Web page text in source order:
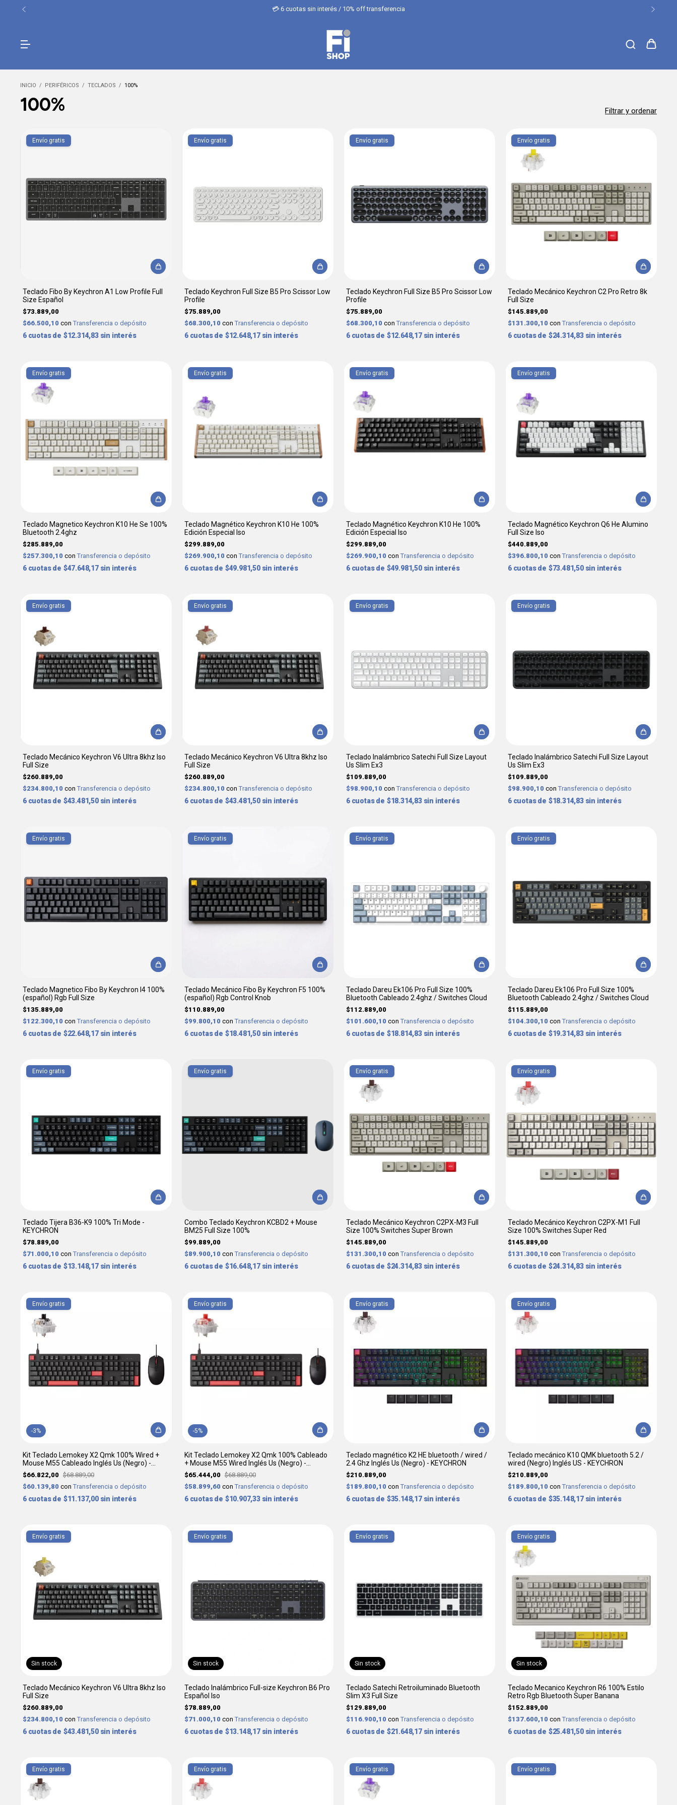
💳 6 cuotas sin interés / 10% off transferencia
INICIO / PERIFÉRICOS / TECLADOS / 100%
100% Filtrar y ordenar
Envío gratis
Teclado Fibo By Keychron A1 Low Profile Full
Size Español
$73.889,00
$66.500,10 con Transferencia o depósito
6 $12.314,83 sin interés
Envío gratis
Teclado Keychron Full Size B5 Pro Scissor Low
Profile
$75.889,00
$68.300,10 con Transferencia o depósito
6 $12.648,17 sin interés
Envío gratis
Teclado Keychron Full Size B5 Pro Scissor Low
Profile
$75.889,00
$68.300,10 con Transferencia o depósito
6 $12.648,17 sin interés
Envío gratis
Teclado Mecánico Keychron C2 Pro Retro 8k
Full Size
$145.889,00
$131.300,10 con Transferencia o depósito
6 $24.314,83 sin interés
Envío gratis
Teclado Magnetico Keychron K10 He Se 100%
Bluetooth 2.4ghz
$285.889,00
$257.300,10 con Transferencia o depósito
6 $47.648,17 sin interés
Envío gratis
Teclado Magnético Keychron K10 He 100%
Edición Especial Iso
$299.889,00
$269.900,10 con Transferencia o depósito
6 $49.981,50 sin interés
Envío gratis
Teclado Magnético Keychron K10 He 100%
Edición Especial Iso
$299.889,00
$269.900,10 con Transferencia o depósito
6 $49.981,50 sin interés
Envío gratis
Teclado Magnético Keychron Q6 He Alumino
Full Size Iso
$440.889,00
$396.800,10 con Transferencia o depósito
6 $73.481,50 sin interés
Envío gratis
Teclado Mecánico Keychron V6 Ultra 8khz Iso
Full Size
$260.889,00
$234.800,10 con Transferencia o depósito
6 $43.481,50 sin interés
Envío gratis
Teclado Mecánico Keychron V6 Ultra 8khz Iso
Full Size
$260.889,00
$234.800,10 con Transferencia o depósito
6 $43.481,50 sin interés
Envío gratis
Teclado Inalámbrico Satechi Full Size Layout
Us Slim Ex3
$109.889,00
$98.900,10 con Transferencia o depósito
6 $18.314,83 sin interés
Envío gratis
Teclado Inalámbrico Satechi Full Size Layout
Us Slim Ex3
$109.889,00
$98.900,10 con Transferencia o depósito
6 $18.314,83 sin interés
Envío gratis
Teclado Magnetico Fibo By Keychron I4 100%
(español) Rgb Full Size
$135.889,00
$122.300,10 con Transferencia o depósito
6 $22.648,17 sin interés
Envío gratis
Teclado Mecánico Fibo By Keychron F5 100%
(español) Rgb Control Knob
$110.889,00
$99.800,10 con Transferencia o depósito
6 $18.481,50 sin interés
Envío gratis
Teclado Dareu Ek106 Pro Full Size 100%
Bluetooth Cableado 2.4ghz / Switches Cloud
$112.889,00
$101.600,10 con Transferencia o depósito
6 $18.814,83 sin interés
Envío gratis
Teclado Dareu Ek106 Pro Full Size 100%
Bluetooth Cableado 2.4ghz / Switches Cloud
$115.889,00
$104.300,10 con Transferencia o depósito
6 $19.314,83 sin interés
Envío gratis
Teclado Tijera B36-K9 100% Tri Mode -
KEYCHRON
$78.889,00
$71.000,10 con Transferencia o depósito
6 $13.148,17 sin interés
Envío gratis
Combo Teclado Keychron KCBD2 + Mouse
BM25 Full Size 100%
$99.889,00
$89.900,10 con Transferencia o depósito
6 $16.648,17 sin interés
Envío gratis
Teclado Mecánico Keychron C2PX-M3 Full
Size 100% Switches Super Brown
$145.889,00
$131.300,10 con Transferencia o depósito
6 $24.314,83 sin interés
Envío gratis
Teclado Mecánico Keychron C2PX-M1 Full
Size 100% Switches Super Red
$145.889,00
$131.300,10 con Transferencia o depósito
6 $24.314,83 sin interés
-3%
Envío gratis
Kit Teclado Lemokey X2 Qmk 100% Wired +
Mouse M55 Cableado Inglés Us (Negro) -
KEYCHRON
$66.822,00 $68.889,00
$60.139,80 con Transferencia o depósito
6 $11.137,00 sin interés
-5%
Envío gratis
Kit Teclado Lemokey X2 Qmk 100% Cableado
+ Mouse M55 Wired Inglés Us (Negro) -
KEYCHRON
$65.444,00 $68.889,00
$58.899,60 con Transferencia o depósito
6 $10.907,33 sin interés
Envío gratis
Teclado magnético K2 HE bluetooth / wired /
2.4 Ghz Inglés Us (Negro) - KEYCHRON
$210.889,00
$189.800,10 con Transferencia o depósito
6 $35.148,17 sin interés
Envío gratis
Teclado mecánico K10 QMK bluetooth 5.2 /
wired (Negro) Inglés US - KEYCHRON
$210.889,00
$189.800,10 con Transferencia o depósito
6 $35.148,17 sin interés
Sin stock
Envío gratis
Teclado Mecánico Keychron V6 Ultra 8khz Iso
Full Size
$260.889,00
$234.800,10 con Transferencia o depósito
6 $43.481,50 sin interés
Sin stock
Envío gratis
Teclado Inalámbrico Full-size Keychron B6 Pro
Español Iso
$78.889,00
$71.000,10 con Transferencia o depósito
6 $13.148,17 sin interés
Sin stock
Envío gratis
Teclado Satechi Retroiluminado Bluetooth
Slim X3 Full Size
$129.889,00
$116.900,10 con Transferencia o depósito
6 $21.648,17 sin interés
Sin stock
Envío gratis
Teclado Mecanico Keychron R6 100% Estilo
Retro Rgb Bluetooth Super Banana
$152.889,00
$137.600,10 con Transferencia o depósito
6 $25.481,50 sin interés
Envío gratis Envío gratis Envío gratis Envío gratis